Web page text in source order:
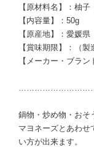
【原材料名】：柚
【内容量】：50g
【原産地】：愛媛県
【賞味期限】：（
【メーカー・ブラ
鍋物・炒め物・おそ
マヨネーズとあわせ
い方が出来ます。